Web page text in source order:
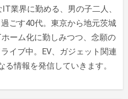
業界に勤める、男の子二人、
ごす40代。東京から地元茨城
ーム化に勤しみつつ、念願の
イブ中。EV、ガジェット関連
情報を発信していきます。